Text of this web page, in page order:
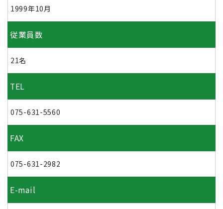
1999年10月
従業員数
21名
TEL
075-631-5560
FAX
075-631-2982
E-mail